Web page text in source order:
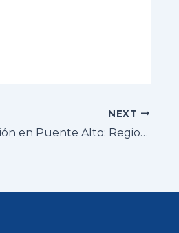
NEXT
Reunión en Puente Alto: Regional Metropolitano y comunal dialogan con la Corporación Municipal